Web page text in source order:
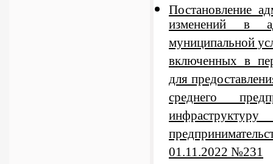
Постановление
изменений в
муниципальной
включенных в
для
среднего
01.11.2022 №231